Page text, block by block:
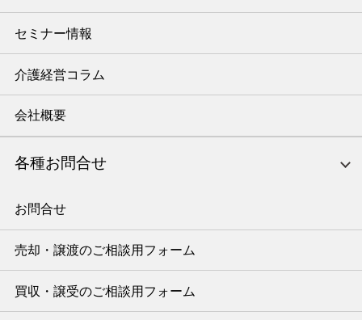
セミナー情報
介護経営コラム
会社概要
各種お問合せ
お問合せ
売却・譲渡のご相談用フォーム
買収・譲受のご相談用フォーム